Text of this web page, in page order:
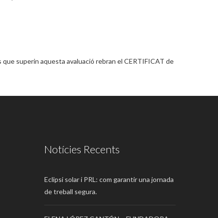
superin aquesta avaluació rebran el CERTIFICAT de
Notícies Recents
Eclipsi solar i PRL: com garantir una jornada
de treball segura.